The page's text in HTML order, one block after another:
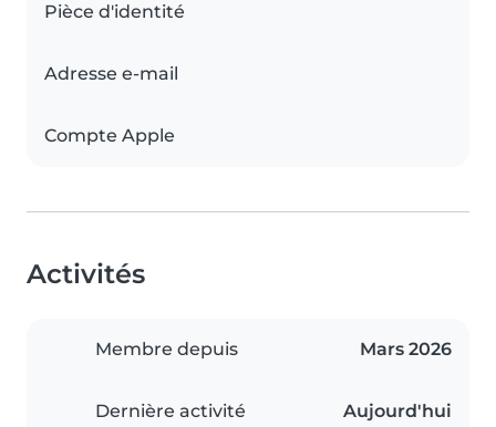
Pièce d'identité
Adresse e-mail
Compte Apple
Activités
Membre depuis Mars 2026
Dernière activité Aujourd'hui